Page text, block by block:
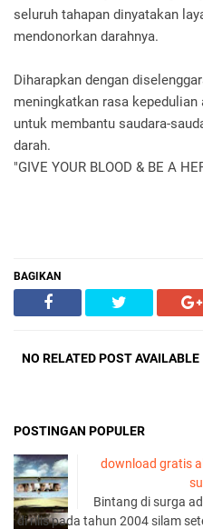
seluruh tahapan dinyatakan
mendonorkan darahnya.
Diharapkan dengan
meningkatkan rasa
untuk membantu saudara-
darah.
"GIVE YOUR BLOOD & BE A
BAGIKAN
NO RELATED POST AVAILABLE
POSTINGAN POPULER
download gratis
Bintang di surga
di rilis pada tahun 2004 silam